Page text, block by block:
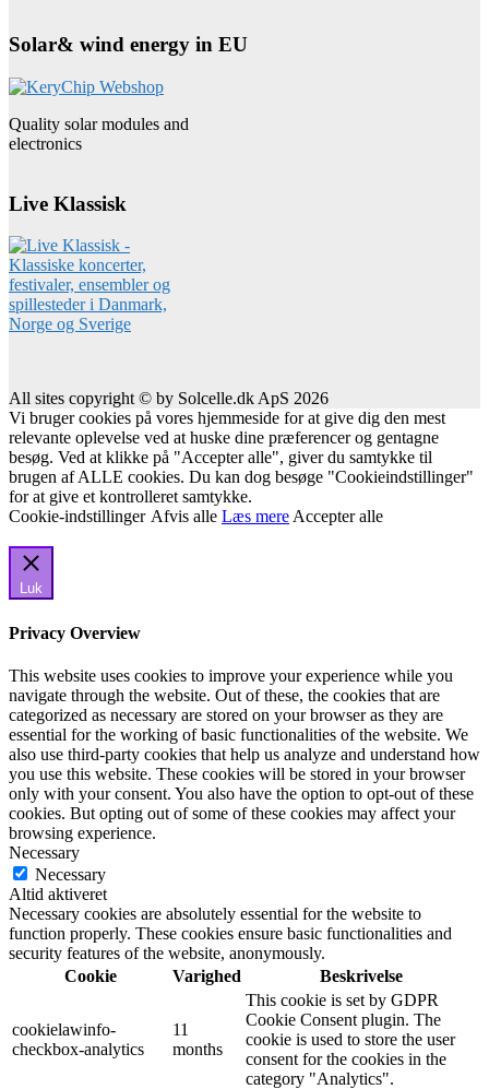
Solar& wind energy in EU
Quality solar modules and
electronics
Live Klassisk
All sites copyright © by Solcelle.dk ApS 2026
Vi bruger cookies på vores hjemmeside for at give dig den mest
relevante oplevelse ved at huske dine præferencer og gentagne
besøg. Ved at klikke på "Accepter alle", giver du samtykke til
brugen af ALLE cookies. Du kan dog besøge "Cookieindstillinger"
for at give et kontrolleret samtykke.
Cookie-indstillinger Afvis alle Læs mere Accepter alle
Luk
Privacy Overview
This website uses cookies to improve your experience while you
navigate through the website. Out of these, the cookies that are
categorized as necessary are stored on your browser as they are
essential for the working of basic functionalities of the website. We
also use third-party cookies that help us analyze and understand how
you use this website. These cookies will be stored in your browser
only with your consent. You also have the option to opt-out of these
cookies. But opting out of some of these cookies may affect your
browsing experience.
Necessary
Necessary
Altid aktiveret
Necessary cookies are absolutely essential for the website to
function properly. These cookies ensure basic functionalities and
security features of the website, anonymously.
Cookie
Varighed Beskrivelse
cookielawinfo-
checkbox-analytics
11
months
This cookie is set by GDPR
Cookie Consent plugin. The
cookie is used to store the user
consent for the cookies in the
category "Analytics".